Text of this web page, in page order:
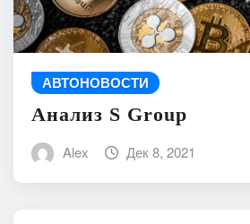
АВТОНОВОСТИ
Анализ S Group
Alex Дек 8, 2021